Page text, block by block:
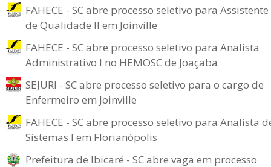
FAHECE - SC abre processo seletivo para Assistente
de Qualidade II em Joinville
FAHECE - SC abre processo seletivo para Analista
Administrativo I no HEMOSC de Joaçaba
SEJURI - SC abre processo seletivo para o cargo de
Enfermeiro em Joinville
FAHECE - SC abre processo seletivo para Analista
Sistemas I em Florianópolis
Prefeitura de Ibicaré - SC abre vaga em processo